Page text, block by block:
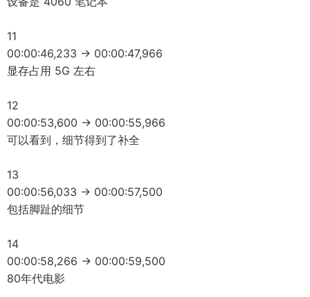
11
00:00:46,233 -> 00:00:47,966
显存占用 5G 左右
12
00:00:53,600 -> 00:00:55,966
可以看到，细节得到了补全
13
00:00:56,033 -> 00:00:57,500
包括脚趾的细节
14
00:00:58,266 -> 00:00:59,500
80年代电影